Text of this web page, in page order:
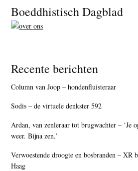
Footer
Boeddhistisch Dagblad
Recente berichten
Column van Joop – hondenfluisteraar
Sodis – de virtuele denkster 592
Ardan, van zenleraar tot brugwachter – ‘Je
weer. Bijna zen.’
Verwoestende droogte en bosbranden –
Haag